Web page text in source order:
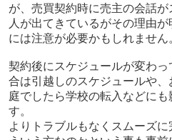
が、売買契約時に売主の会話
人が出てきているがその理由
には注意が必要かもしれません
契約後にスケジュールが変わ
合は引越しのスケジュールや
庭でしたら学校の転入などに
す。
よりトラブルもなくスムーズ